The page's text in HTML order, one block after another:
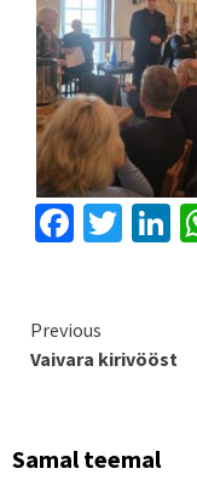
Continue
Reading
Previous
Vaivara kirivööst
Samal teemal